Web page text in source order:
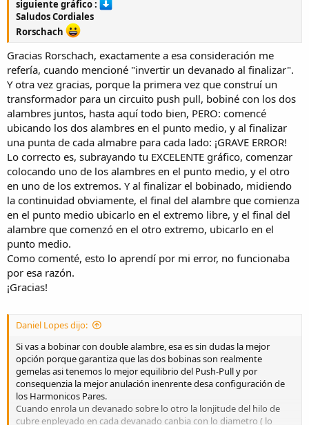
siguiente gráfico :
Saludos Cordiales
Rorschach
Gracias Rorschach, exactamente a esa consideración me
refería, cuando mencioné "invertir un devanado al finalizar".
Y otra vez gracias, porque la primera vez que construí un
transformador para un circuito push pull, bobiné con los dos
alambres juntos, hasta aquí todo bien, PERO: comencé
ubicando los dos alambres en el punto medio, y al finalizar
una punta de cada almabre para cada lado: ¡GRAVE ERROR!
Lo correcto es, subrayando tu EXCELENTE gráfico, comenzar
colocando uno de los alambres en el punto medio, y el otro
en uno de los extremos. Y al finalizar el bobinado, midiendo
la continuidad obviamente, el final del alambre que comienza
en el punto medio ubicarlo en el extremo libre, y el final del
alambre que comenzó en el otro extremo, ubicarlo en el
punto medio.
Como comenté, esto lo aprendí por mi error, no funcionaba
por esa razón.
¡Gracias!
Daniel Lopes dijo:
Si vas a bobinar con double alambre, esa es sin dudas la mejor
opción porque garantiza que las dos bobinas son realmente
gemelas asi tenemos lo mejor equilibrio del Push-Pull y por
consequenzia la mejor anulación inenrente desa configuración de
los Harmonicos Pares.
Cuando enrola un devanado sobre lo otro la lonjitude del hilo de
cubre enpleyado en cada devanado canbia con lo diametro ( lo